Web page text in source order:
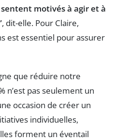
motivés à agir et à
, dit-elle. Pour Claire,
est essentiel pour assurer
que réduire notre
n’est pas seulement un
occasion de créer un
individuelles,
forment un éventail